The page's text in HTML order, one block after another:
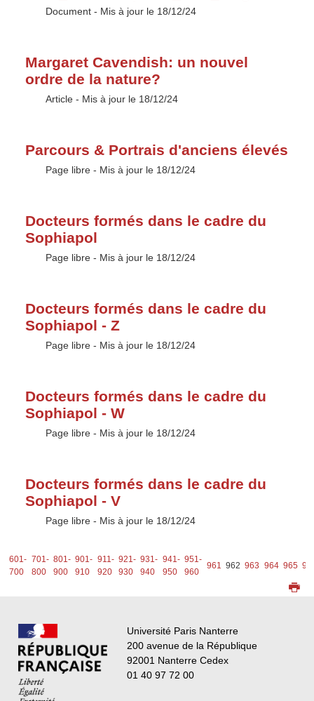
Type :
Document - Mis à jour le 18/12/24
Margaret Cavendish: un nouvel
ordre de la nature?
Type :
Article - Mis à jour le 18/12/24
Parcours & Portrais d'anciens élevés
Type :
Page libre - Mis à jour le 18/12/24
Docteurs formés dans le cadre du
Sophiapol
Type :
Page libre - Mis à jour le 18/12/24
Docteurs formés dans le cadre du
Sophiapol - Z
Type :
Page libre - Mis à jour le 18/12/24
Docteurs formés dans le cadre du
Sophiapol - W
Type :
Page libre - Mis à jour le 18/12/24
Docteurs formés dans le cadre du
Sophiapol - V
Type :
Page libre - Mis à jour le 18/12/24
601-
700
701-
800
801-
900
901-
910
911-
920
921-
930
931-
940
941-
950
951-
960
961 962 963 964 965
Université Paris Nanterre
200 avenue de la République
92001 Nanterre Cedex
01 40 97 72 00